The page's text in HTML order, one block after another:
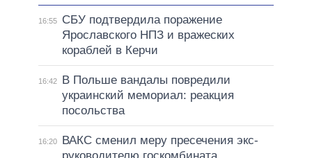
16:55
СБУ подтвердила поражение
Ярославского НПЗ и вражеских
кораблей в Керчи
16:42
В Польше вандалы повредили
украинский мемориал: реакция
посольства
16:20
ВАКС сменил меру пресечения экс-